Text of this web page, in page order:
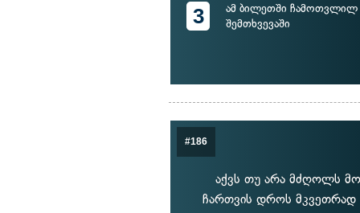
3
ამ ბილეთში ჩამოთვლილ
შემთხვევაში
#186
აქვს თუ არა მძღოლს
ჩართვის დროს მკვეთრად